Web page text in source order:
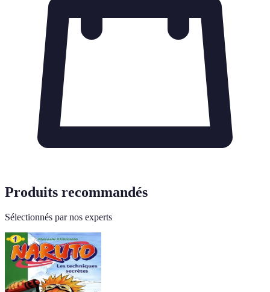
Produits recommandés
Sélectionnés par nos experts